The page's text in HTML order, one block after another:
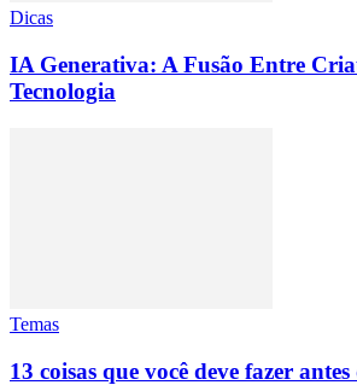
Dicas
IA Generativa: A Fusão Entre
Tecnologia
Temas
13 coisas que você deve fazer